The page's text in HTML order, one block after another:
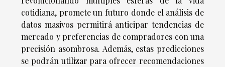
cotidiana, promete un futuro donde el análisis de
datos masivos permitirá anticipar tendencias de
mercado y preferencias de compradores con una
precisión asombrosa. Además, estas predicciones
se podrán utilizar para ofrecer recomendaciones